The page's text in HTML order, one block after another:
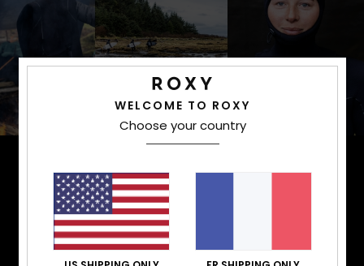
retiennent efficacement la chaleur pour vous
maintenir au chaud. Il est fabriqué à partir de fibres
100 % recyclées après consommation et réintègre
les matériaux présents dans la nature.
WELCOME TO ROXY
Choose your country